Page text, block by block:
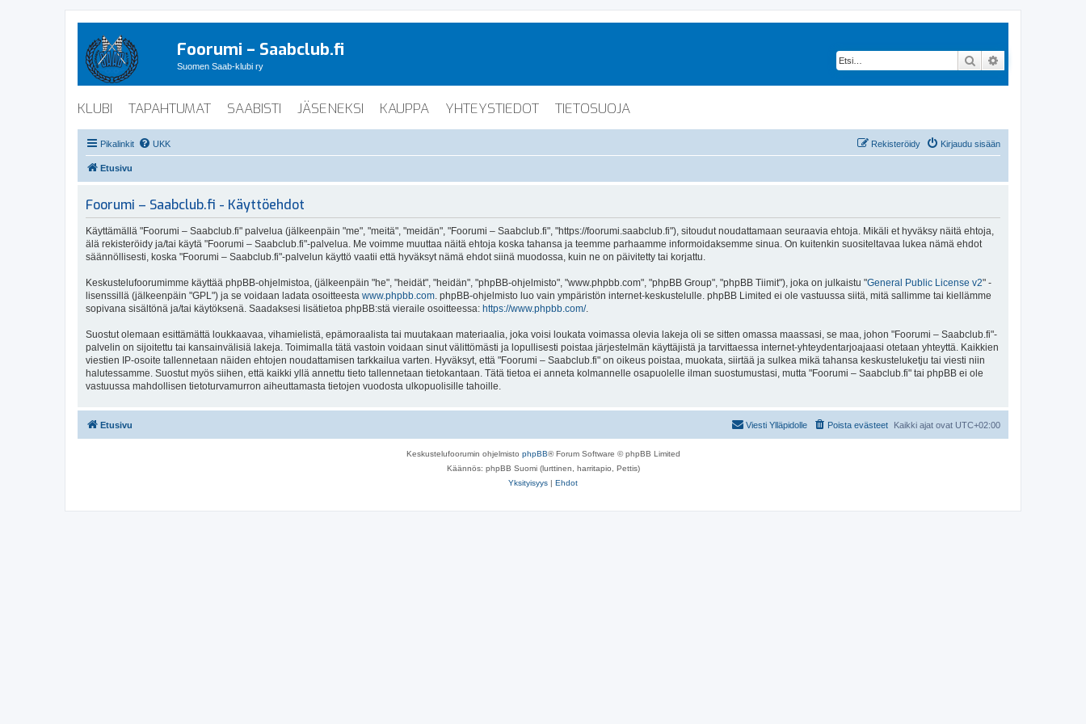
Foorumi – Saabclub.fi
Suomen Saab-klubi ry Etsi
KLUBI TAPAHTUMAT SAABISTI JÄSENEKSI KAUPPA YHTEYSTIEDOT TIETOSUOJA
Pikalinkit UKK Kirjaudu sisään
Rekisteröidy
Etusivu
Foorumi – Saabclub.fi - Käyttöehdot
Käyttämällä "Foorumi – Saabclub.fi" palvelua (jälkeenpäin "me", "meitä", "meidän", "Foorumi – Saabclub.fi", "https://foorumi.saabclub.fi"), sitoudut noudattamaan seuraavia ehtoja. Mikäli et hyväksy näitä ehtoja,
älä rekisteröidy ja/tai käytä "Foorumi – Saabclub.fi"-palvelua. Me voimme muuttaa näitä ehtoja koska tahansa ja teemme parhaamme informoidaksemme sinua. On kuitenkin suositeltavaa lukea nämä ehdot
säännöllisesti, koska "Foorumi – Saabclub.fi"-palvelun käyttö vaatii että hyväksyt nämä ehdot siinä muodossa, kuin ne on päivitetty tai korjattu.
Keskustelufoorumimme käyttää phpBB-ohjelmistoa, (jälkeenpäin "he", "heidät", "heidän", "phpBB-ohjelmisto", "www.phpbb.com", "phpBB Group", "phpBB Tiimit"), joka on julkaistu "General Public License v2" -
lisenssillä (jälkeenpäin "GPL") ja se voidaan ladata osoitteesta www.phpbb.com . phpBB-ohjelmisto luo vain ympäristön internet-keskustelulle. phpBB Limited ei ole vastuussa siitä, mitä sallimme tai kiellämme
sopivana sisältönä ja/tai käytöksenä. Saadaksesi lisätietoa phpBB:stä vieraile osoitteessa: https://www.phpbb.com/.
Suostut olemaan esittämättä loukkaavaa, vihamielistä, epämoraalista tai muutakaan materiaalia, joka voisi loukata voimassa olevia lakeja oli se sitten omassa maassasi, se maa, johon "Foorumi – Saabclub.fi"-
palvelin on sijoitettu tai kansainvälisiä lakeja. Toimimalla tätä vastoin voidaan sinut välittömästi ja lopullisesti poistaa järjestelmän käyttäjistä ja tarvittaessa internet-yhteydentarjoajaasi otetaan yhteyttä. Kaikkien
viestien IP-osoite tallennetaan näiden ehtojen noudattamisen tarkkailua varten. Hyväksyt, että "Foorumi – Saabclub.fi" on oikeus poistaa, muokata, siirtää ja sulkea mikä tahansa keskusteluketju tai viesti niin
halutessamme. Suostut myös siihen, että kaikki yllä annettu tieto tallennetaan tietokantaan. Tätä tietoa ei anneta kolmannelle osapuolelle ilman suostumustasi, mutta "Foorumi – Saabclub.fi" tai phpBB ei ole
vastuussa mahdollisen tietoturvamurron aiheuttamasta tietojen vuodosta ulkopuolisille tahoille.
Etusivu Kaikki ajat ovat UTC+02:00
Poista evästeet
Viesti Ylläpidolle
Keskustelufoorumin ohjelmisto phpBB® Forum Software © phpBB Limited
Käännös: phpBB Suomi (lurttinen, harritapio, Pettis)
Yksityisyys | Ehdot